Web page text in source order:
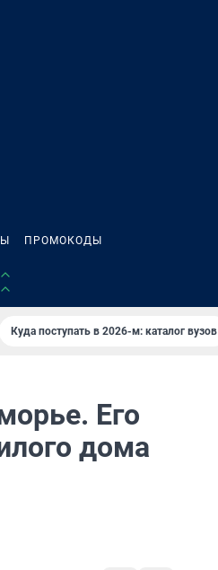
ПРОМОКОДЫ
Куда поступать в 2026-м: каталог вузов
Его
дома